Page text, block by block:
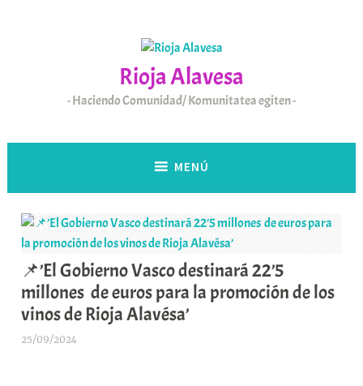
Rioja Alavesa
Haciendo Comunidad/ Komunitatea egiten
MENÚ
📌’El Gobierno Vasco destinará 22’5
millones de euros para la promoción de los
vinos de Rioja Alavésa’
25/09/2024